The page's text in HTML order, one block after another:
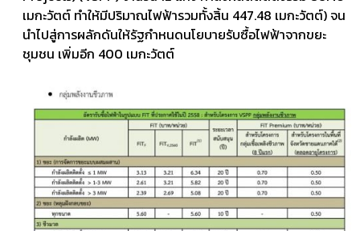
เมกะวัตต์ ทำให้มีปริมาณไฟฟ้ารวมทั้งสิ้น 447.48 เมกะวัตต์)​ จน
นำไปสู่การผลักดันให้รัฐกำหนดนโยบายรับซื้อไฟฟ้าจากขยะ
ชุมชน เพิ่มอีก 400 เมกะวัตต์